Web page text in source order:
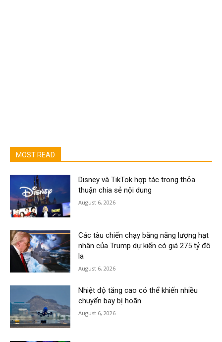
MOST READ
Disney và TikTok hợp tác trong thỏa
thuận chia sẻ nội dung
August 6, 2026
Các tàu chiến chạy bằng năng lượng hạt
nhân của Trump dự kiến có giá 275 tỷ đô
la
August 6, 2026
Nhiệt độ tăng cao có thể khiến nhiều
chuyến bay bị hoãn.
August 6, 2026